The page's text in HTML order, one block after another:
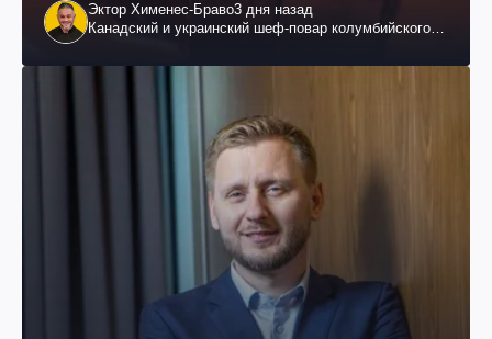
Эктор Хименес-Браво3 дня назад
Канадский и украинский шеф-повар колумбийского